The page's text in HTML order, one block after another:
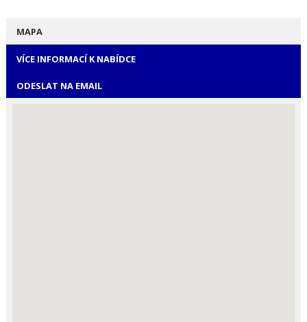
MAPA
VÍCE INFORMACÍ K NABÍDCE
ODESLAT NA EMAIL